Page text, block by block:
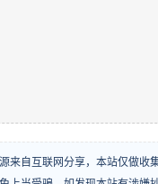
来自互联网分享，本站仅做收